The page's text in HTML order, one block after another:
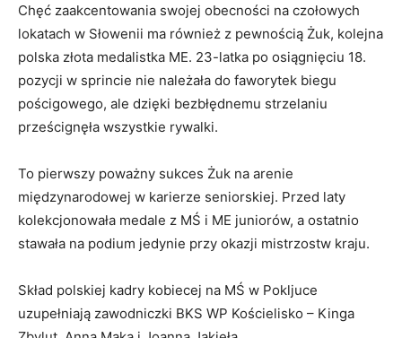
Chęć zaakcentowania swojej obecności na czołowych
lokatach w Słowenii ma również z pewnością Żuk, kolejna
polska złota medalistka ME. 23-latka po osiągnięciu 18.
pozycji w sprincie nie należała do faworytek biegu
pościgowego, ale dzięki bezbłędnemu strzelaniu
prześcignęła wszystkie rywalki.
To pierwszy poważny sukces Żuk na arenie
międzynarodowej w karierze seniorskiej. Przed laty
kolekcjonowała medale z MŚ i ME juniorów, a ostatnio
stawała na podium jedynie przy okazji mistrzostw kraju.
Skład polskiej kadry kobiecej na MŚ w Pokljuce
uzupełniają zawodniczki BKS WP Kościelisko – Kinga